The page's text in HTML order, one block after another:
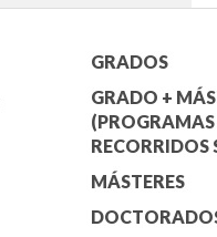
Menú
Oferta
GRADOS
GRADO +
RECORRIDOS
MÁSTERES